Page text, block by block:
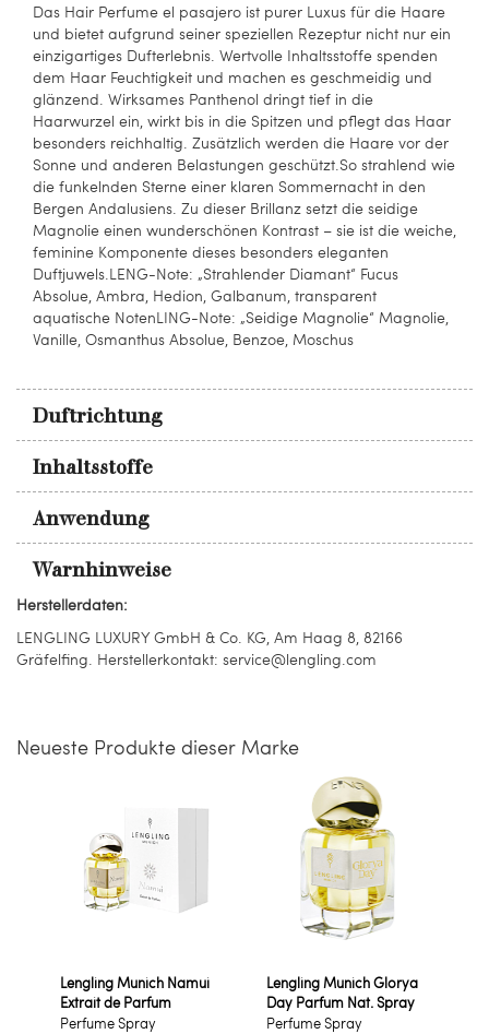
Das Hair Perfume el pasajero ist purer Luxus für die Haare
und bietet aufgrund seiner speziellen Rezeptur nicht nur ein
einzigartiges Dufterlebnis. Wertvolle Inhaltsstoffe spenden
dem Haar Feuchtigkeit und machen es geschmeidig und
glänzend. Wirksames Panthenol dringt tief in die
Haarwurzel ein, wirkt bis in die Spitzen und pflegt das Haar
besonders reichhaltig. Zusätzlich werden die Haare vor der
Sonne und anderen Belastungen geschützt.So strahlend wie
die funkelnden Sterne einer klaren Sommernacht in den
Bergen Andalusiens. Zu dieser Brillanz setzt die seidige
Magnolie einen wunderschönen Kontrast – sie ist die weiche,
feminine Komponente dieses besonders eleganten
Duftjuwels.LENG-Note: „Strahlender Diamant“ Fucus
Absolue, Ambra, Hedion, Galbanum, transparent
aquatische NotenLING-Note: „Seidige Magnolie“ Magnolie,
Vanille, Osmanthus Absolue, Benzoe, Moschus
Duftrichtung
Inhaltsstoffe
Anwendung
Warnhinweise
Herstellerdaten:
LENGLING LUXURY GmbH & Co. KG, Am Haag 8, 82166
Gräfelfing. Herstellerkontakt: service@lengling.com
Neueste Produkte dieser Marke
Lengling Munich Namui
Extrait de Parfum
Perfume Spray
Lengling Munich Glorya
Day Parfum Nat. Spray
Perfume Spray